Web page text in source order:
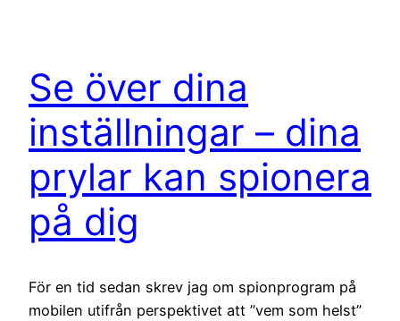
Se över dina
inställningar – dina
prylar kan spionera
på dig
För en tid sedan skrev jag om spionprogram på
mobilen utifrån perspektivet att ”vem som helst”